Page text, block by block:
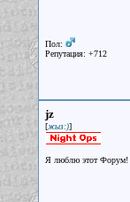
Пол:
Репутация: +712
jz
[жыз:)]
Я люблю этот Форум!